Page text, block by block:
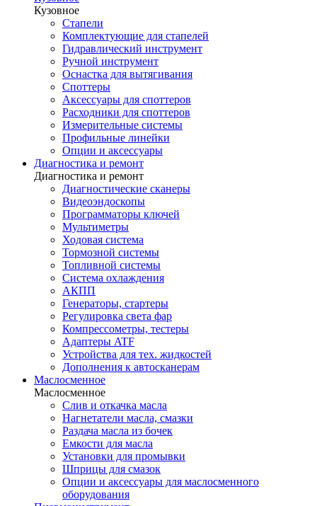
Кузовное
Стапели
Комплектующие для стапелей
Гидравлический инструмент
Ручной инструмент
Оснастка для вытягивания
Споттеры
Аксессуары для споттеров
Расходники для споттеров
Измерительные системы
Профильные линейки
Опции и аксессуары
Диагностика и ремонт
Диагностика и ремонт
Диагностические сканеры
Видеоэндоскопы
Программаторы ключей
Мультиметры
Ходовая система
Тормозной системы
Топливной системы
Система охлаждения
АКПП
Генераторы, стартеры
Регулировка света фар
Компрессометры, тестеры
Адаптеры ATF
Устройства для тех. жидкостей
Дополнения к автосканерам
Маслосменное
Маслосменное
Слив и откачка масла
Нагнетатели масла, смазки
Раздача масла из бочек
Емкости для масла
Установки для промывки
Шприцы для смазок
Опции и аксессуары для маслосменного
оборудования